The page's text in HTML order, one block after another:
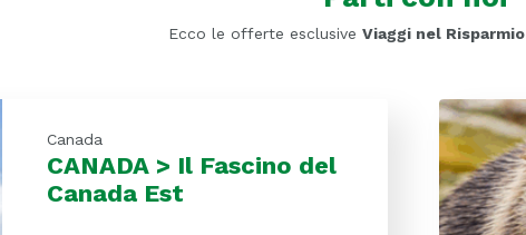
Ecco le offerte esclusive Viaggi nel Risparmio
Canada
CANADA > Il Fascino del
Canada Est